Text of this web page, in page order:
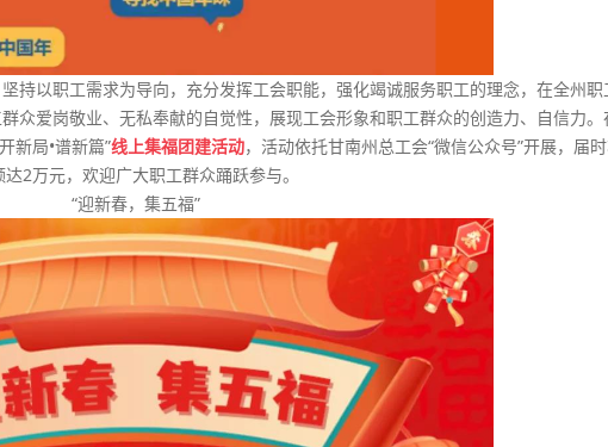
持以职工需求为导向，充分发挥工会职能，强化竭诚服务职工的理念，在全州
众爱岗敬业、无私奉献的自觉性，展现工会形象和职工群众的创造力、自信力
新局•谱新篇”线上集福团建活动，活动依托甘南州总工会“微信公众号”开展，届
达2万元，欢迎广大职工群众踊跃参与。
“迎新春，集五福”